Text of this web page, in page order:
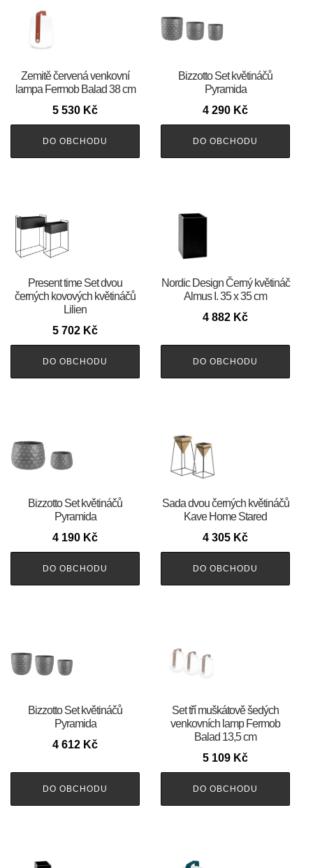
Zemitě červená venkovní
lampa Fermob Balad 38 cm
5 530 Kč
DO OBCHODU
Bizzotto Set květináčů
Pyramida
4 290 Kč
DO OBCHODU
Present time Set dvou
černých kovových květináčů
Lilien
5 702 Kč
DO OBCHODU
Nordic Design Černý květináč
Almus I. 35 x 35 cm
4 882 Kč
DO OBCHODU
Bizzotto Set květináčů
Pyramida
4 190 Kč
DO OBCHODU
Sada dvou černých květináčů
Kave Home Stared
4 305 Kč
DO OBCHODU
Bizzotto Set květináčů
Pyramida
4 612 Kč
DO OBCHODU
Set tří muškátově šedých
venkovních lamp Fermob
Balad 13,5 cm
5 109 Kč
DO OBCHODU